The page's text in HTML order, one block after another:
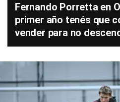
Fernando Porretta en
primer año tenés que
vender para no